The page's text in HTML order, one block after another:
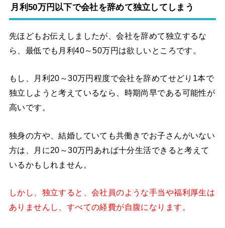
月利50万円以下で会社を辞めて独立してしまう
先ほどもお伝えしましたが、会社を辞めて独立するな
ら、最低でも月利40～50万円は欲しいところです。
もし、月利20～30万円程度で会社を辞めてせどり1本で
独立しようと考えているなら、時期尚早である可能性が
高いです。
独身の方や、結婚していても共働きでお子さんがいない
方は、月に20～30万円あれば十分生活できると考えて
いるかもしれません。
しかし、独立すると、会社員のような手当や福利厚生は
ありませんし、すべての経費が自腹になります。